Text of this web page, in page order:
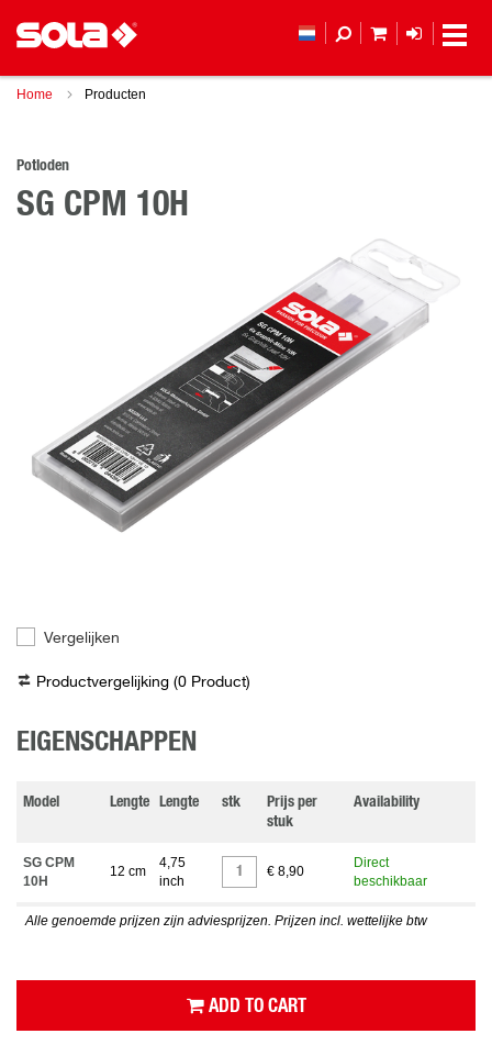
Home Producten
Potloden
SG CPM 10H
Vergelijken
Productvergelijking (0 Product)
EIGENSCHAPPEN
Model Lengte Lengte stk
Prijs per
stuk
Availability
SG CPM
10H
12 cm
4,75
inch
€ 8,90
Direct
beschikbaar
Alle genoemde prijzen zijn adviesprijzen. Prijzen incl. wettelijke btw
ADD TO CART
MIJN LOGIN